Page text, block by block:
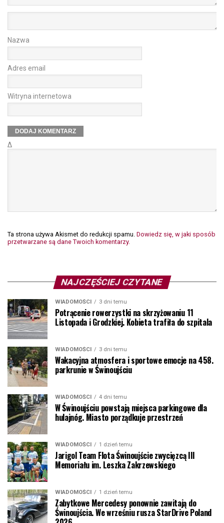
Nazwa
Adres email
Witryna internetowa
Δ
Ta strona używa Akismet do redukcji spamu. Dowiedz się, w jaki sposób
przetwarzane są dane Twoich komentarzy.
NAJCZĘŚCIEJ CZYTANE
WIADOMOŚCI 3 dni temu
Potrącenie rowerzystki na skrzyżowaniu 11
Listopada i Grodzkiej. Kobieta trafiła do szpitala
WIADOMOŚCI 3 dni temu
Wakacyjna atmosfera i sportowe emocje na 458.
parkrunie w Świnoujściu
WIADOMOŚCI 4 dni temu
W Świnoujściu powstają miejsca parkingowe dla
hulajnóg. Miasto porządkuje przestrzeń
WIADOMOŚCI 1 dzień temu
Jarigol Team Flota Świnoujście zwycięzcą III
Memoriału im. Leszka Zakrzewskiego
WIADOMOŚCI 1 dzień temu
Zabytkowe Mercedesy ponownie zawitają do
Świnoujścia. We wrześniu rusza StarDrive Poland